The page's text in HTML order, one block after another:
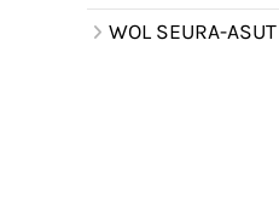
WOL SEURA-ASUT